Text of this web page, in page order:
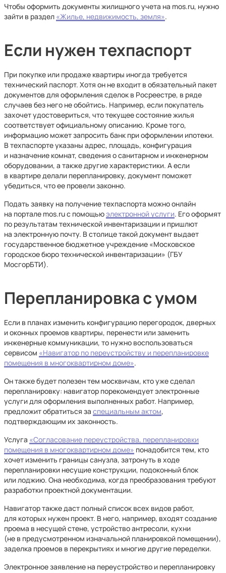
Чтобы оформить документы жилищного учета на mos.ru, нужно
зайти в раздел «Жилье, недвижимость, земля».
Если нужен техпаспорт
При покупке или продаже квартиры иногда требуется
технический паспорт. Хотя он не входит в обязательный пакет
документов для оформления сделок в Росреестре, в ряде
случаев без него не обойтись. Например, если покупатель
захочет удостовериться, что текущее состояние жилья
соответствует официальному описанию. Кроме того,
информацию может запросить банк при оформлении ипотеки.
В техпаспорте указаны адрес, площадь, конфигурация
и назначение комнат, сведения о санитарном и инженерном
оборудовании, а также другие характеристики. А если
в квартире делали перепланировку, документ поможет
убедиться, что ее провели законно.
Подать заявку на получение техпаспорта можно онлайн
на портале mos.ru с помощьюэлектронной услуги. Его оформят
по результатам технической инвентаризации и пришлют
на электронную почту. В столице такой документ выдает
государственное бюджетное учреждение «Московское
городское бюро технической инвентаризации» (ГБУ
МосгорБТИ).
Перепланировка с умом
Если в планах изменить конфигурацию перегородок, дверных
и оконных проемов квартиры, перенести или заменить
инженерные коммуникации, то нужно воспользоваться
сервисом «Навигатор по переустройству и перепланировке
помещения в многоквартирном доме».
Он также будет полезен тем москвичам, кто уже сделал
перепланировку: навигатор порекомендует электронные
услуги для оформления выполненных работ. Например,
предложит обратиться за специальным актом,
подтверждающим их законность.
Услуга «Согласование переустройства, перепланировки
помещения в многоквартирном доме» понадобится тем, кто
хочет изменить границы санузла, затронуть в ходе
перепланировки несущие конструкции, подоконный блок
или лоджию. Она необходима, когда преобразования требуют
разработки проектной документации.
Навигатор также даст полный список всех видов работ,
для которых нужен проект. В него, например, входят создание
проема в несущей стене, устройство антресоли, кухни
(не в предусмотренном изначальной планировкой помещении),
заделка проемов в перекрытиях и многие другие переделки.
Электронное заявление на переустройство и перепланировку